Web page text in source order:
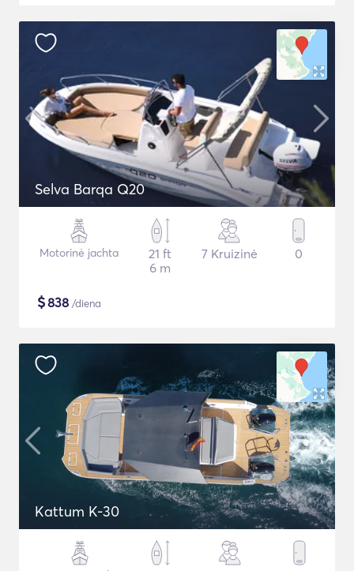
Selva Barqa Q20
Motorinė jachta
21 ft
6 m
7 Kruizinė 0
$838 /diena
Kattum K-30